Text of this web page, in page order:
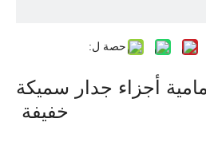
حصة ل:
أجزاء جدار سميكة
خفيفة